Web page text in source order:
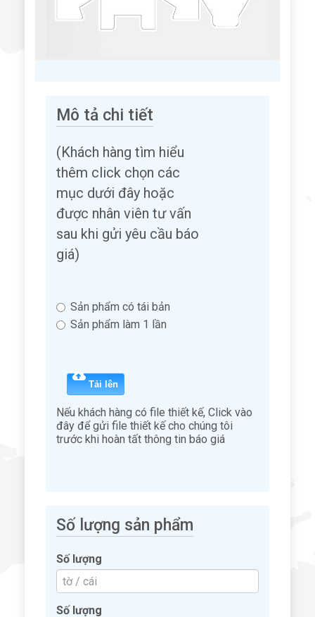
Mô tả chi tiết
(Khách hàng tìm hiểu
thêm click chọn các
mục dưới đây hoặc
được nhân viên tư vấn
sau khi gửi yêu cầu báo
giá)
Sản phẩm có tái bản
Sản phẩm làm 1 lần
Nếu khách hàng có file thiết kế, Click vào
đây để gửi file thiết kế cho chúng tôi
trước khi hoàn tất thông tin báo giá
Số lượng sản phẩm
Số lượng
Số lượng